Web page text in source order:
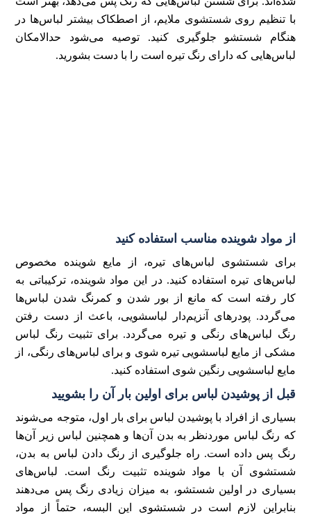
با تنظیم روی شستشوی ملایم، از اصطکاک بیشتر لباس‌ها در
هنگام شستشو جلوگیری کنید. توصیه می‌شود حدالامکان
لباس‌هایی که دارای رنگ تیره است را با دست بشورید.
از مواد شوینده مناسب استفاده کنید
برای شستشوی لباس‌های تیره، از مایع شوینده مخصوص
لباس‌های تیره استفاده کنید. در این مواد شوینده، ترکیباتی به
کار رفته است که مانع از بور شدن و کمرنگ شدن لباس‌ها
می‌گردد. پودر‌های آنزیم‌دار لباسشویی، باعث از دست رفتن
رنگ لباس‌های رنگی و تیره می‌گردد. برای تثبیت رنگ لباس
مشکی از مایع لباسشویی تیره شوی و برای لباس‌های رنگی، از
مایع لباسشویی رنگین شوی استفاده کنید.
قبل از پوشیدن لباس برای اولین بار آن را بشویید
بسیاری از افراد با پوشیدن لباس برای بار اول، متوجه می‌شوند
که رنگ لباس موردنظر به بدن آن‌ها و همچنین لباس زیر آن‌ها
رنگ پس داده است. راه جلوگیری از رنگ دادن لباس به بدن،
شستشوی آن با مواد شوینده تثبیت رنگ است. لباس‌های
بسیاری در اولین شستشو، به میزان زیادی رنگ پس می‌دهند
بنابراین لازم است در شستشوی این البسه، حتماً از مواد